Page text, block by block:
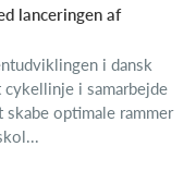
lanceringen af
i dansk
i samarbejde
skabe optimale rammer